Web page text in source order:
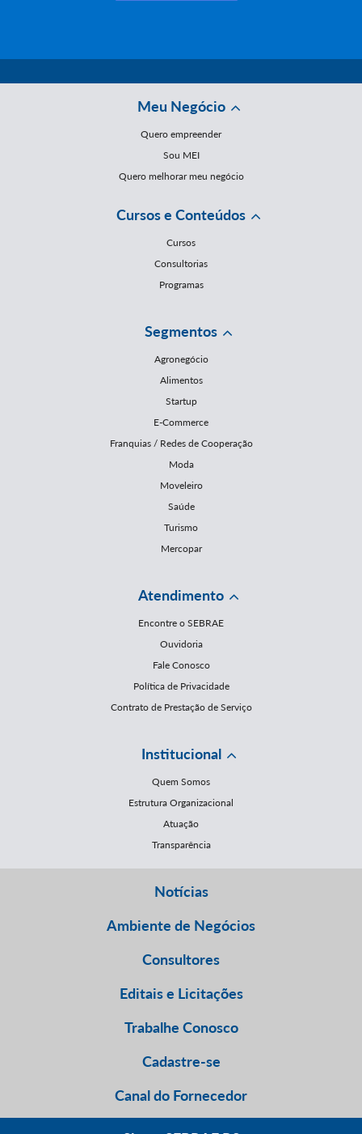
Meu Negócio
Quero empreender
Sou MEI
Quero melhorar meu negócio
Cursos e Conteúdos
Cursos
Consultorias
Programas
Segmentos
Agronegócio
Alimentos
Startup
E-Commerce
Franquias / Redes de Cooperação
Moda
Moveleiro
Saúde
Turismo
Mercopar
Atendimento
Encontre o SEBRAE
Ouvidoria
Fale Conosco
Política de Privacidade
Contrato de Prestação de Serviço
Institucional
Quem Somos
Estrutura Organizacional
Atuação
Transparência
Notícias
Ambiente de Negócios
Consultores
Editais e Licitações
Trabalhe Conosco
Cadastre-se
Canal do Fornecedor